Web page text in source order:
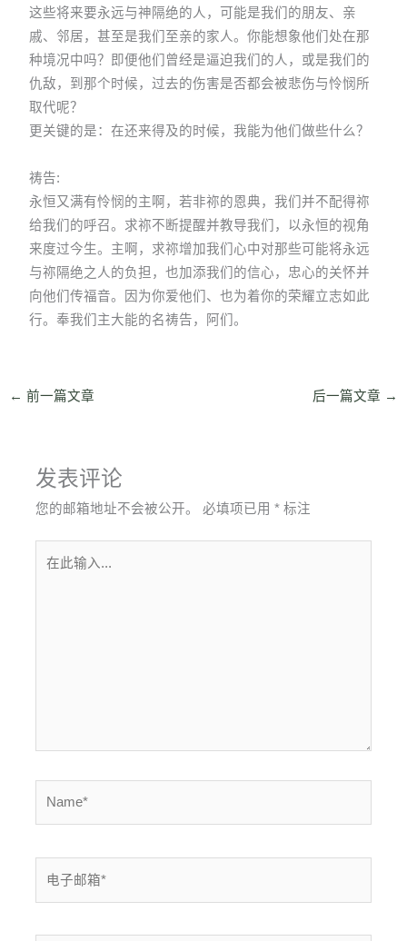
这些将来要永远与神隔绝的人，可能是我们的朋友、亲
戚、邻居，甚至是我们至亲的家人。你能想象他们处在那
种境况中吗？即便他们曾经是逼迫我们的人，或是我们的
仇敌，到那个时候，过去的伤害是否都会被悲伤与怜悯所
取代呢？
更关键的是：在还来得及的时候，我能为他们做些什么？
祷告:
永恒又满有怜悯的主啊，若非祢的恩典，我们并不配得祢
给我们的呼召。求祢不断提醒并教导我们，以永恒的视角
来度过今生。主啊，求祢增加我们心中对那些可能将永远
与祢隔绝之人的负担，也加添我们的信心，忠心的关怀并
向他们传福音。因为你爱他们、也为着你的荣耀立志如此
行。奉我们主大能的名祷告，阿们。
← 前一篇文章 后一篇文章 →
发表评论
您的邮箱地址不会被公开。 必填项已用* 标注